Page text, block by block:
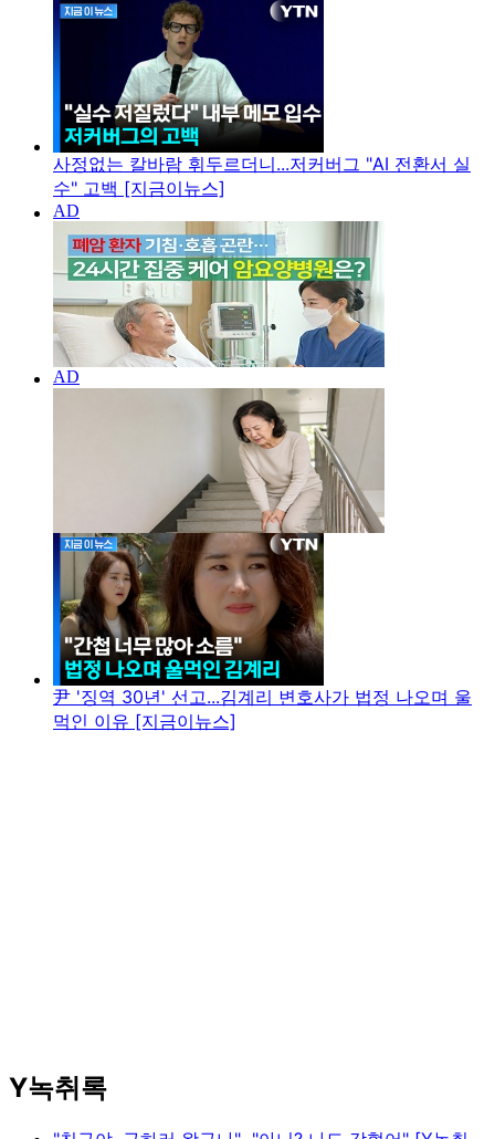
사정없는 칼바람 휘두르더니...저커버그 "AI 전환서 실
수" 고백 [지금이뉴스]
尹 '징역 30년' 선고...김계리 변호사가 법정 나오며 울
먹인 이유 [지금이뉴스]
Y녹취록